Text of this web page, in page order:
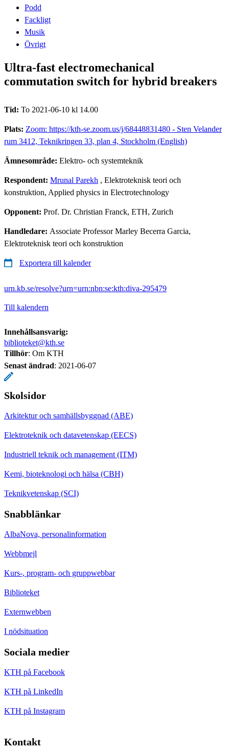
Podd
Fackligt
Musik
Övrigt
Ultra-fast electromechanical
commutation switch for hybrid breakers
Tid: To 2021-06-10 kl 14.00
Plats: Zoom: https://kth-se.zoom.us/j/68448831480 - Sten Velander
rum 3412, Teknikringen 33, plan 4, Stockholm (English)
Ämnesområde: Elektro- och systemteknik
Respondent: Mrunal Parekh , Elektroteknisk teori och
konstruktion, Applied physics in Electrotechnology
Opponent: Prof. Dr. Christian Franck, ETH, Zurich
Handledare: Associate Professor Marley Becerra Garcia,
Elektroteknisk teori och konstruktion
Exportera till kalender
urn.kb.se/resolve?urn=urn:nbn:se:kth:diva-295479
Till kalendern
Innehållsansvarig:
biblioteket@kth.se
Tillhör: Om KTH
Senast ändrad: 2021-06-07
Skolsidor
Arkitektur och samhällsbyggnad (ABE)
Elektroteknik och datavetenskap (EECS)
Industriell teknik och management (ITM)
Kemi, bioteknologi och hälsa (CBH)
Teknikvetenskap (SCI)
Snabblänkar
AlbaNova, personalinformation
Webbmejl
Kurs-, program- och gruppwebbar
Biblioteket
Externwebben
I nödsituation
Sociala medier
KTH på Facebook
KTH på LinkedIn
KTH på Instagram
Kontakt